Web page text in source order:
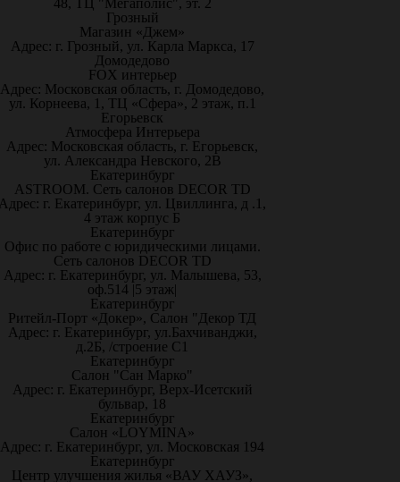
48, ТЦ "Мегаполис", эт. 2
Грозный
Магазин «Джем»
Адрес: г. Грозный, ул. Карла Маркса, 17
Домодедово
FOX интерьер
Адрес: Московская область, г. Домодедово,
ул. Корнеева, 1, ТЦ «Сфера», 2 этаж, п.1
Егорьевск
Атмосфера Интерьера
Адрес: Московская область, г. Егорьевск,
ул. Александра Невского, 2В
Екатеринбург
ASTROOM. Сеть салонов DECOR TD
г. Екатеринбург, ул. Цвиллинга, д .1,
4 этаж корпус Б
Екатеринбург
Офис по работе с юридическими лицами.
Сеть салонов DECOR TD
Адрес: г. Екатеринбург, ул. Малышева, 53,
оф.514 |5 этаж|
Екатеринбург
Ритейл-Порт «Докер», Салон "Декор ТД
Адрес: г. Екатеринбург, ул.Бахчиванджи,
д.2Б, /строение С1
Екатеринбург
Салон "Сан Марко"
Адрес: г. Екатеринбург, Верх-Исетский
бульвар, 18
Екатеринбург
Салон «LOYMINA»
Адрес: г. Екатеринбург, ул. Московская 194
Екатеринбург
Центр улучшения жилья «ВАУ ХАУЗ»,